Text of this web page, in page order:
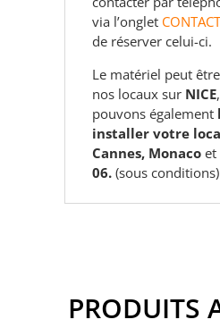
via l’onglet CONTACT
de réserver celui-ci.
Le matériel peut
nos locaux sur NICE
pouvons également
installer votre
Cannes, Monaco et
06.(sous conditions)
PRODUITS